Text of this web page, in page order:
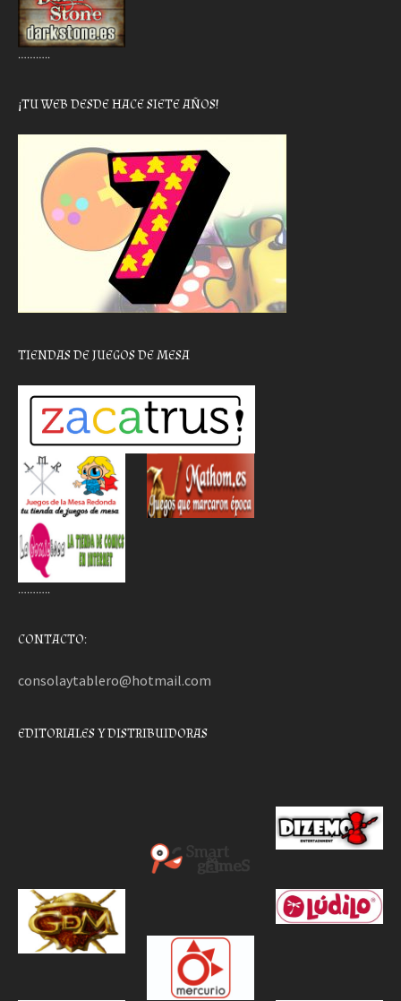
………..
¡TU WEB DESDE HACE SIETE AÑOS!
TIENDAS DE JUEGOS DE MESA
………..
CONTACTO:
consolaytablero@hotmail.com
EDITORIALES Y DISTRIBUIDORAS